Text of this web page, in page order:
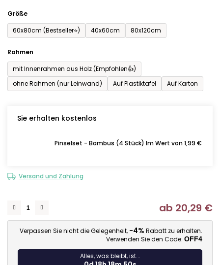
Größe
60x80cm (Bestseller⭐)
40x60cm 80x120cm
Rahmen
mit Innenrahmen aus Holz (Empfohlen👍)
ohne Rahmen (nur Leinwand)
Auf Plastiktafel Auf Karton
Sie erhalten kostenlos
Pinselset - Bambus (4 Stück) Im Wert von 1,99 €
Versand und Zahlung
ab 20,29 €
Verpassen Sie nicht die Gelegenheit, -4% Rabatt zu erhalten.
Verwenden Sie den Code: OFF4
Alles, was bleibt, ist...